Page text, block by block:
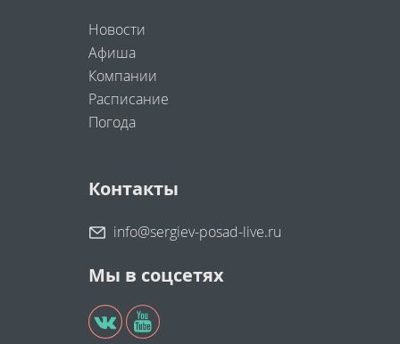
Новости
Афиша
Компании
Расписание
Погода
Контакты
info@sergiev-posad-live.ru
Мы в соцсетях